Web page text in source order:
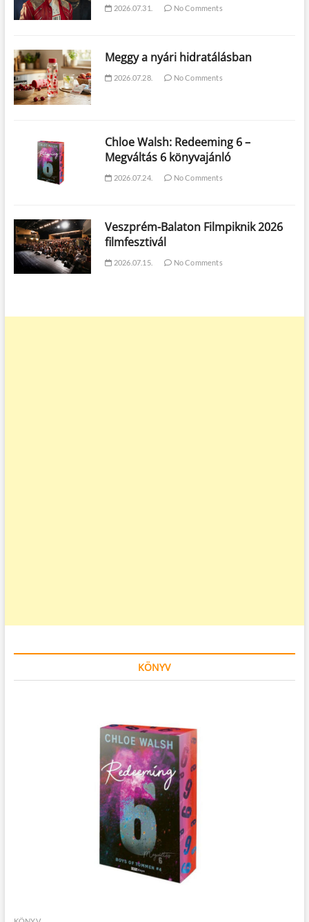
2026.07.31. No Comments
Meggy a nyári hidratálásban
2026.07.28. No Comments
Chloe Walsh: Redeeming 6 –
Megváltás 6 könyvajánló
2026.07.24. No Comments
Veszprém-Balaton Filmpiknik 2026
filmfesztivál
2026.07.15. No Comments
KÖNYV